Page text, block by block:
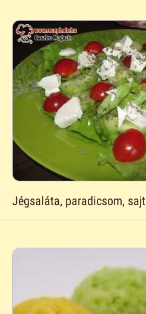
Jégsaláta, paradicsom, sajt